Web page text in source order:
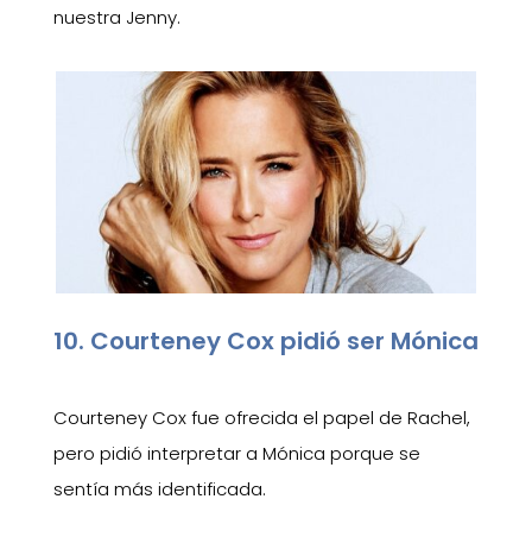
nuestra Jenny.
10. Courteney Cox pidió ser Mónica
Courteney Cox fue ofrecida el papel de Rachel,
pero pidió interpretar a Mónica porque se
sentía más identificada.